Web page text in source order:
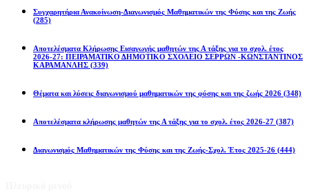
Συγχαρητήρια Ανακοίνωση-Διαγωνισμός Μαθηματικών της Φύσης και της Ζωής
(285)
Αποτελέσματα Κλήρωσης Εισαγωγής μαθητών της Α τάξης για το σχολ. έτος
2026-27: ΠΕΙΡΑΜΑΤΙΚΟ ΔΗΜΟΤΙΚΟ ΣΧΟΛΕΙΟ ΣΕΡΡΩΝ -ΚΩΝΣΤΑΝΤΙΝΟΣ
ΚΑΡΑΜΑΝΛΗΣ (339)
Θέματα και λύσεις διαγωνισμού μαθηματικών της φύσης και της ζωής 2026 (348)
Αποτελέσματα κλήρωσης μαθητών της Α τάξης για το σχολ. έτος 2026-27 (387)
Διαγωνισμός Μαθηματικών της Φύσης και της Ζωής-Σχολ. Έτος 2025-26 (444)